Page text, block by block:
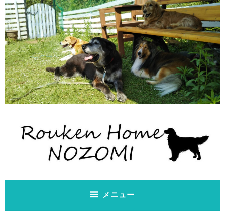
コ
ン
テ
ン
ツ
へ
ス
キ
ッ
プ
老犬ホーム のぞみ
メニュー